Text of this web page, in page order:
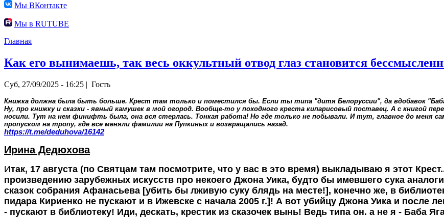
Мы ВКонтакте
Мы в RUTUBE
Главная
Как его вынимаешь, так весь оккультный отвод глаз становится
Суб, 27/09/2025 - 16:25 | Гость
Книжка должна была быть больше. Крест там только и поместился бы. Если ты типа "дитя Белоруссии", да вдобавок
Ну, про книжку и сказки - явный камушек в мой огород. Вообще-то у походного креста кипарисовый поставец. А с книгой
носили. Тут на нем финифть была, она вся стерлась. Тонкая работа! Но где только не побывали. И тут, главное до меня
пропуском на тропу, где все меняли фамилии на Пупкиных и возвращались назад.
https://t.me/deduhova/16142
Ирина Дедюхова
Итак, 17 августа (по Святцам там посмотрите, что у вас в это время) выкладываю я этот
произведению зарубежных искусств про некоего Джона Уика, будто бы имевшего сука
сказок собрания Афанасьева [убить бы лживую суку блядь на месте!], конечно же, в
пидара Кириенко не пускают и в Ижевске с начала 2005 г.]! А вот убийцу Джона Уика и после
- пускают в библиотеку! Иди, дескать, крестик из сказочек вынь! Ведь типа он. а не я - Баба